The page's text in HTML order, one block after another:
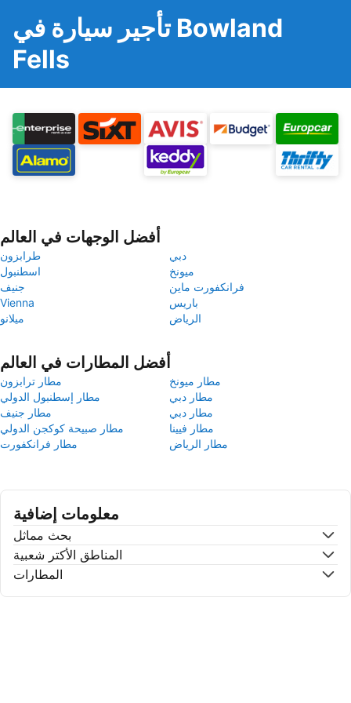
تأجير سيارة في Bowland
Fells
أفضل الوجهات في العالم
طرابزون
دبي
اسطنبول
ميونخ
جنيف
فرانكفورت ماين
Vienna
باريس
ميلانو
الرياض
أفضل المطارات في العالم
مطار ترابزون
مطار ميونخ
مطار إسطنبول الدولي
مطار دبي
مطار جنيف
مطار دبي
مطار صبيحة كوكجن الدولي
مطار فيينا
مطار فرانكفورت
مطار الرياض
معلومات إضافية
بحث مماثل
المناطق الأكتر شعبية
المطارات